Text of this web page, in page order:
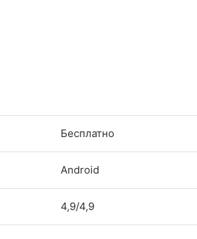
Бесплатно
Android
4,9/4,9